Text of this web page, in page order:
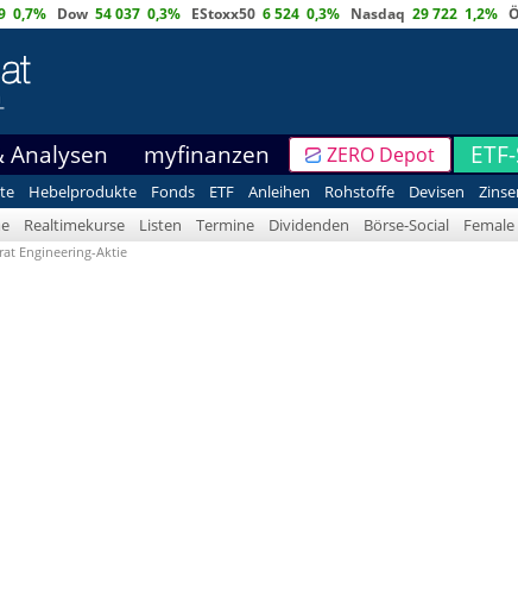
0,7% Dow 54 037 0,3% EStoxx50 6 524 0,3% Nasdaq 29 722 1,2%
Analysen myfinanzen ZERO Depot
Hebelprodukte Fonds ETF Anleihen Rohstoffe Devisen
Realtimekurse Listen Termine Dividenden Börse-Social
Engineering-Aktie